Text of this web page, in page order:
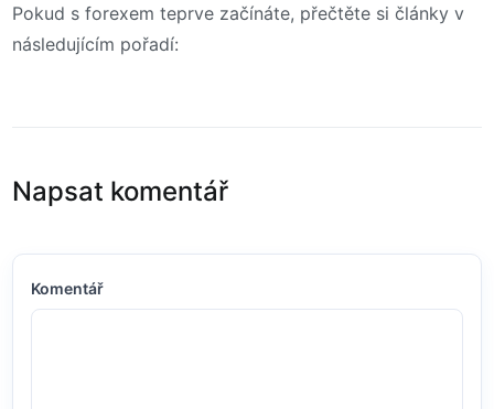
Pokud s forexem teprve začínáte, přečtěte si články v
následujícím pořadí:
Napsat komentář
Komentář